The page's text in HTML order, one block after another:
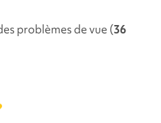
problèmes de vue (36